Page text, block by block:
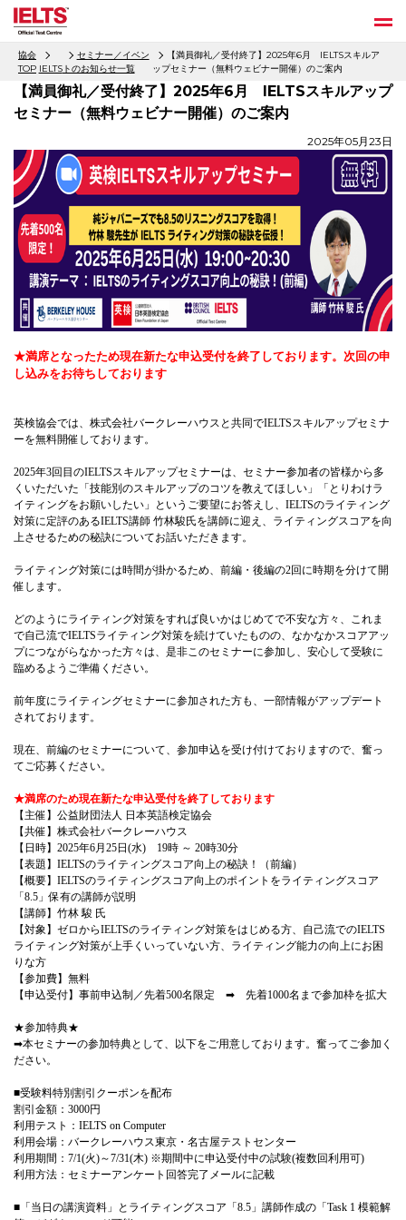
協会
TOP IELTS
セミナー／イベン
トのお知らせ一覧
【満員御礼／受付終了】2025年6月 IELTSスキルア
ップセミナー（無料ウェビナー開催）のご案内
【満員御礼／受付終了】2025年6月 IELTSスキルアップ
セミナー（無料ウェビナー開催）のご案内
2025年05月23日
★満席となったため現在新たな申込受付を終了しております。次回の申
し込みをお待ちしております
英検協会では、株式会社バークレーハウスと共同でIELTSスキルアップセミナ
ーを無料開催しております。
2025年3回目のIELTSスキルアップセミナーは、セミナー参加者の皆様から多
くいただいた「技能別のスキルアップのコツを教えてほしい」「とりわけラ
イティングをお願いしたい」というご要望にお答えし、IELTSのライティング
対策に定評のあるIELTS講師 竹林駿氏を講師に迎え、ライティングスコアを向
上させるための秘訣についてお話いただきます。
ライティング対策には時間が掛かるため、前編・後編の2回に時期を分けて開
催します。
どのようにライティング対策をすれば良いかはじめてで不安な方々、これま
で自己流でIELTSライティング対策を続けていたものの、なかなかスコアアッ
プにつながらなかった方々は、是非このセミナーに参加し、安心して受験に
臨めるようご準備ください。
前年度にライティングセミナーに参加された方も、一部情報がアップデート
されております。
現在、前編のセミナーについて、参加申込を受け付けておりますので、奮っ
てご応募ください。
★満席のため現在新たな申込受付を終了しております
【主催】公益財団法人 日本英語検定協会
【共催】株式会社バークレーハウス
【日時】2025年6月25日(水) 19時 ～ 20時30分
【表題】IELTSのライティングスコア向上の秘訣！（前編）
【概要】IELTSのライティングスコア向上のポイントをライティングスコア
「8.5」保有の講師が説明
【講師】竹林 駿 氏
【対象】ゼロからIELTSのライティング対策をはじめる方、自己流でのIELTS
ライティング対策が上手くいっていない方、ライティング能力の向上にお困
りな方
【参加費】無料
【申込受付】事前申込制／先着500名限定 ➡ 先着1000名まで参加枠を拡大
★参加特典★
➡本セミナーの参加特典として、以下をご用意しております。奮ってご参加く
ださい。
■受験料特別割引クーポンを配布
割引金額：3000円
利用テスト：IELTS on Computer
利用会場：バークレーハウス東京・名古屋テストセンター
利用期間：7/1(火)～7/31(木) ※期間中に申込受付中の試験(複数回利用可)
利用方法：セミナーアンケート回答完了メールに記載
■「当日の講演資料」とライティングスコア「8.5」講師作成の「Task 1 模範解